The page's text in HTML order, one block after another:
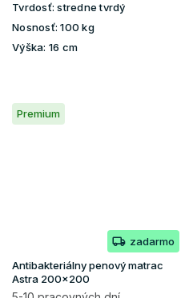
Tvrdosť: stredne tvrdý
Nosnosť: 100 kg
Výška: 16 cm
Premium
zadarmo
Antibakteriálny penový matrac
Astra 200x200